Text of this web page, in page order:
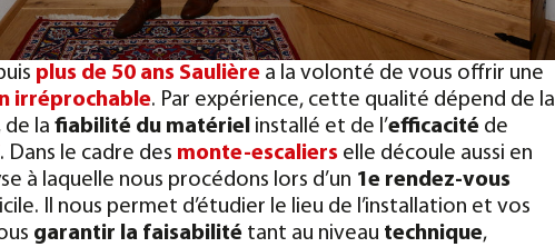
plus de 50 ans Saulière a la volonté de vous offrir une
irréprochable. Par expérience, cette qualité dépend de la
de lafiabilité du matériel installé et de l’efficacité de
. Dans le cadre des monte-escaliers elle découle aussi en
à laquelle nous procédons lors d’un 1e rendez-vous
Il nous permet d’étudier le lieu de l’installation et vos
garantir la faisabilité tant au niveau technique,